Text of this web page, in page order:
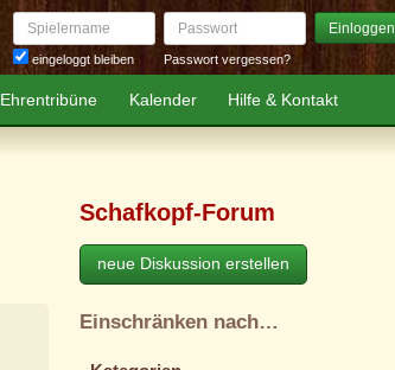
Spielername
eingeloggt bleiben
Passwort Einloggen
Passwort vergessen?
Ehrentribüne Kalender Hilfe & Kontakt
Schafkopf-Forum
neue Diskussion erstellen
Einschränken nach…